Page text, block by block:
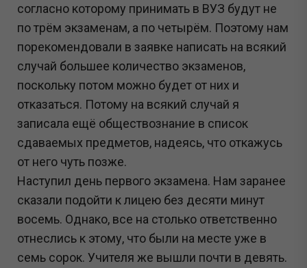
согласно которому принимать в ВУЗ будут не
по трём экзаменам, а по четырём. Поэтому нам
порекомендовали в заявке написать на всякий
случай большее количество экзаменов,
поскольку потом можно будет от них и
отказаться. Потому на всякий случай я
записала ещё обществознание в список
сдаваемых предметов, надеясь, что откажусь
от него чуть позже.
Наступил день первого экзамена. Нам заранее
сказали подойти к лицею без десяти минут
восемь. Однако, все на столько ответственно
отнеслись к этому, что были на месте уже в
семь сорок. Учителя же вышли почти в девять.